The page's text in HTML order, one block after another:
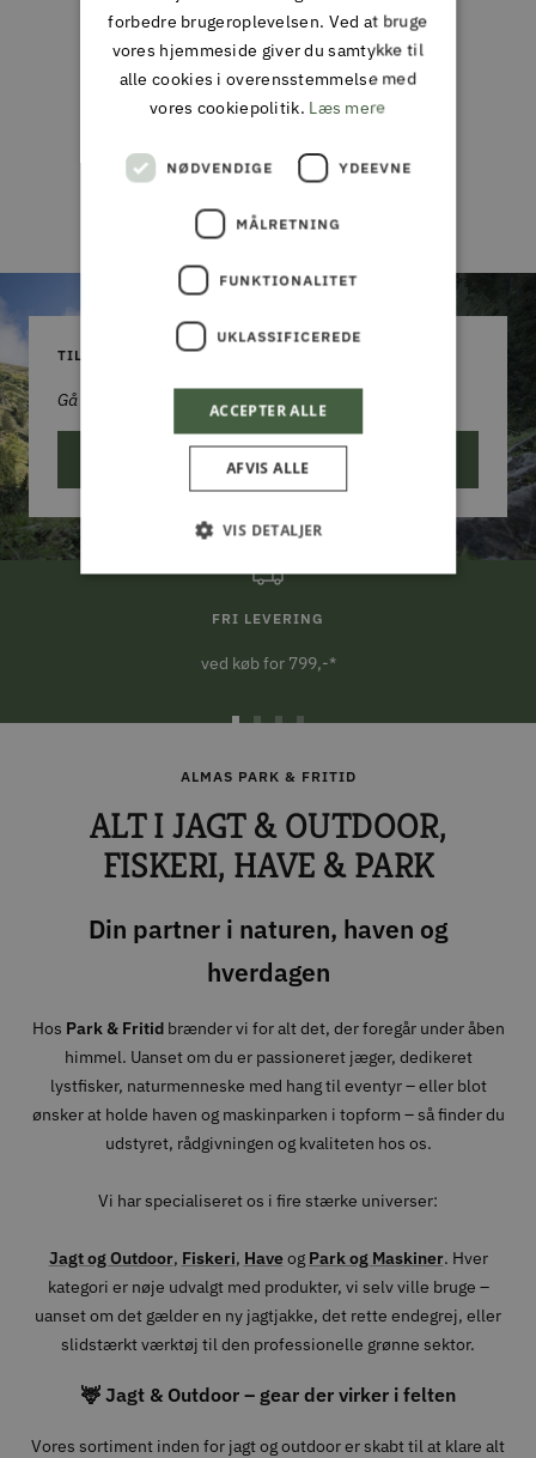
Kundeanmeldelser
Vær den første til at skrive en anmeldelse
Skriv en
TILMELD DIG VORES NYHEDSBREV
Gå aldrig glip af et godt tilbud!
ABONNER
FRI LEVERING
ved køb for 799,-*
1
2
4
ALMAS PARK & FRITID
ALT I JAGT & OUTDOOR,
FISKERI, HAVE & PARK
Din partner i naturen, haven og
hverdagen
Hos Park & Fritidbrænder vi for alt det, der foregår under åben
himmel. Uanset om du er passioneret jæger, dedikeret
lystfisker, naturmenneske med hang til eventyr – eller blot
ønsker at holde haven og maskinparken i topform – så finder du
udstyret, rådgivningen og kvaliteten hos os.
Vi har specialiseret os i fire stærke universer:
Jagt og Outdoor, Fiskeri, Haveog Park og Maskiner. Hver
kategori er nøje udvalgt med produkter, vi selv ville bruge –
uanset om det gælder en ny jagtjakke, det rette endegrej, eller
slidstærkt værktøj til den professionelle grønne sektor.
🦌 Jagt & Outdoor – gear der virker i felten
Vores sortiment inden for jagt og outdoor er skabt til at klare alt
forbedre brugeroplevelsen. Ved at bruge
vores hjemmeside giver du samtykke til
alle cookies i overensstemmelse med
vores cookiepolitik. Læs mere
NØDVENDIGE YDEEVNE
MÅLRETNING
FUNKTIONALITET
UKLASSIFICEREDE
ACCEPTER ALLE
AFVIS ALLE
VIS DETALJER